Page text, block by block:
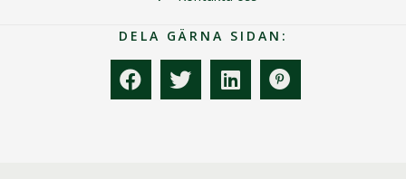
DELA GÄRNA SIDAN: